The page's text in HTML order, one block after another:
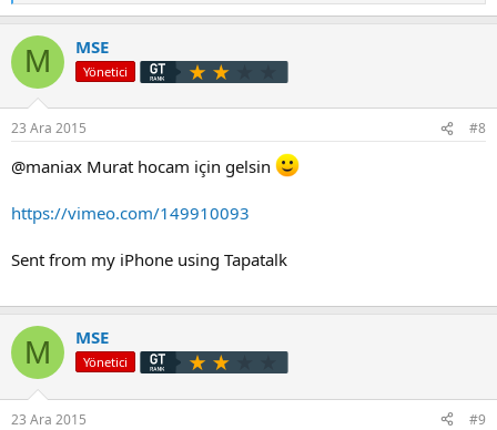
e
k
l
:
M MSE
Yönetici
23 Ara 2015 #8
@maniax Murat hocam için gelsin
https://vimeo.com/149910093
Sent from my iPhone using Tapatalk
M MSE
Yönetici
23 Ara 2015 #9